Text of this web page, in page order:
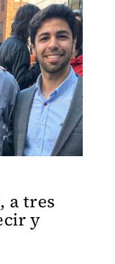
a tres
y